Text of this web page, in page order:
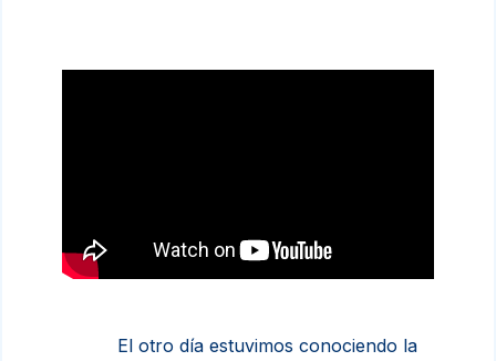
El otro día estuvimos conociendo la